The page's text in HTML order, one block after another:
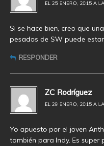
EL 25 ENERO, 2015 A
Si se hace bien, creo que
pesados de SW puede
RESPONDER
ZC Rodríguez
EL 29 ENERO, 2015 A
Yo apuesto por el joven
también para Indy. Es